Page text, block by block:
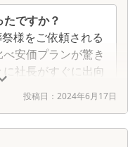
ですか？
様をご依頼される
安価プランが驚き
社長がすぐに出向
のようにしたいか
提案がまさに全員
たり・すぐに行動
投稿日： 2024年6月17日